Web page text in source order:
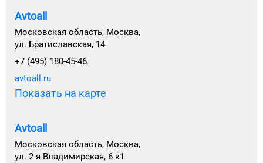
Avtoall
Московская область, Москва,
ул. Братиславская, 14
+7 (495) 180-45-46
avtoall.ru
Показать на карте
Avtoall
Московская область, Москва,
ул. 2-я Владимирская, 6 к1